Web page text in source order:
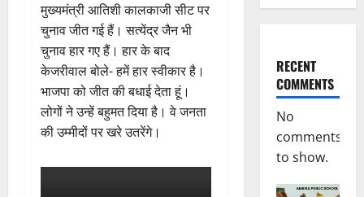
मुख्यमंत्री आतिशी कालकाजी सीट पर
चुनाव जीत गई हैं। सत्येंद्र जैन भी
चुनाव हार गए हैं। हार के बाद
केजरीवाल बोले- हमें हार स्वीकार है।
भाजपा को जीत की बधाई देता हूं।
लोगों ने उन्हें बहुमत दिया है। वे जनता
की उम्मीदों पर खरे उतरेंगे।
RECENT
COMMENTS
No
comments
to show.